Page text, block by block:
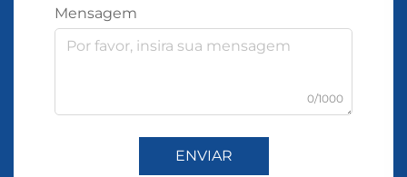
Mensagem
0/1000
ENVIAR